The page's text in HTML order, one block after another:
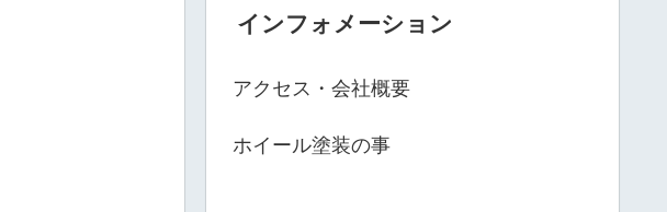
インフォメーション
アクセス・会社概要
ホイール塗装の事